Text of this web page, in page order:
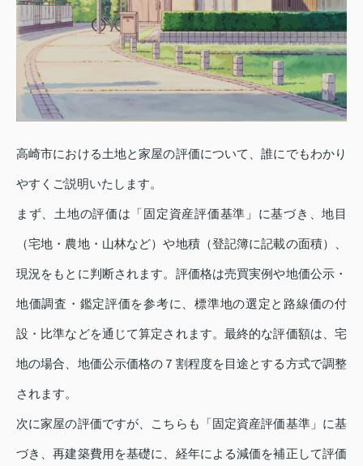
高崎市における土地と家屋の評価について、誰にでもわかり
やすくご説明いたします。
まず、土地の評価は「固定資産評価基準」に基づき、地目
（宅地・農地・山林など）や地積（登記簿に記載の面積）、
現況をもとに判断されます。評価格は売買実例や地価公示・
地価調査・鑑定評価を参考に、標準地の選定と路線価の付
設・比準などを通じて算定されます。最終的な評価額は、宅
地の場合、地価公示価格の７割程度を目途とする方式で調整
されます。
次に家屋の評価ですが、こちらも「固定資産評価基準」に基
づき、再建築費用を基礎に、経年による減価を補正して評価